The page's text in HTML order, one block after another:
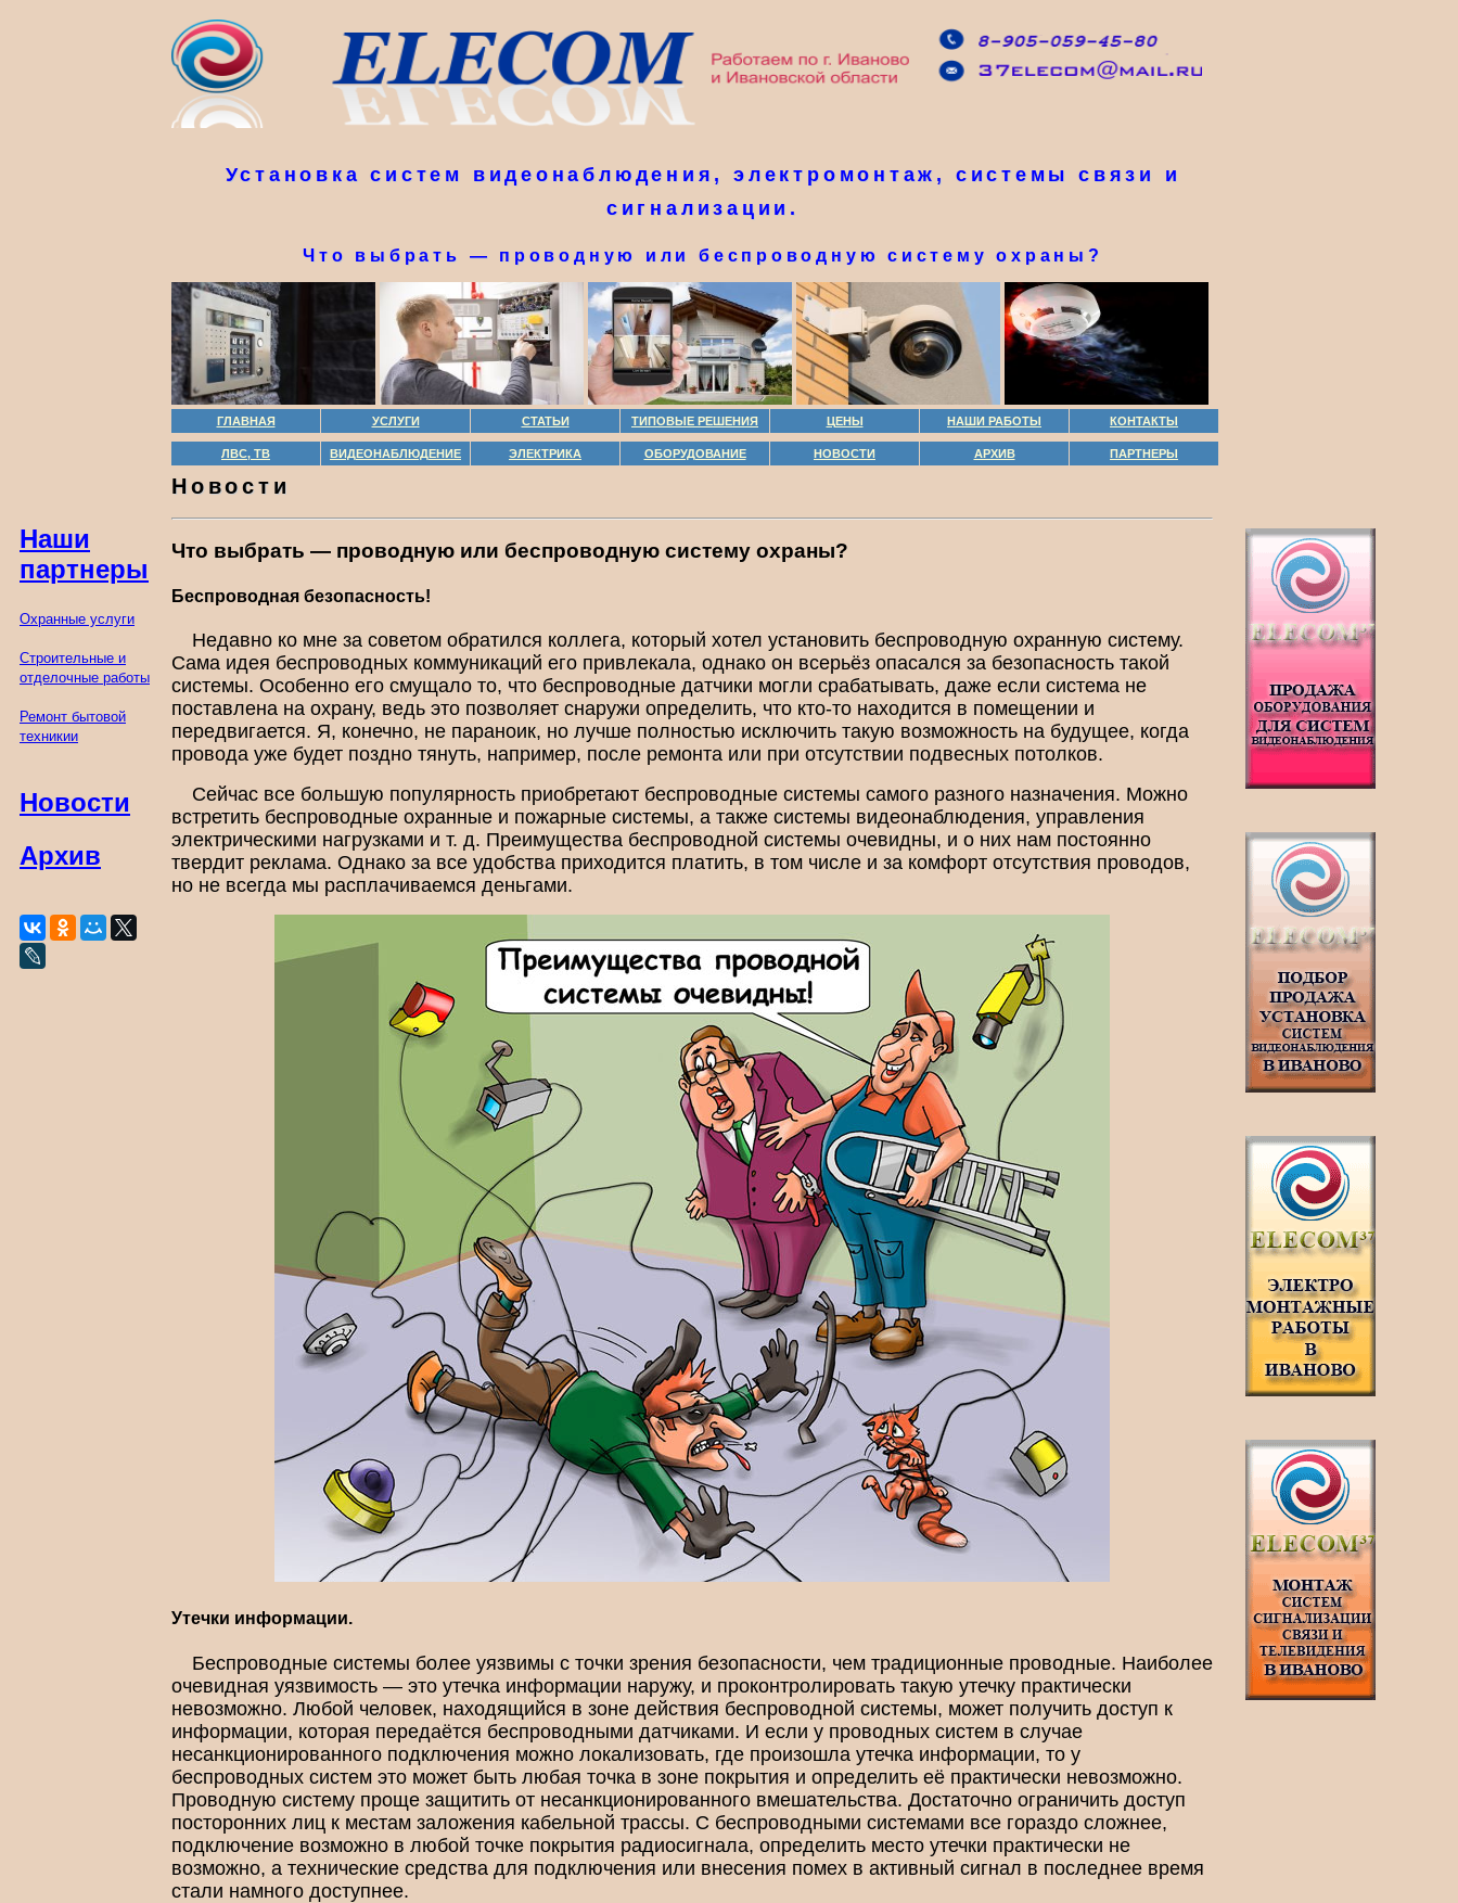
Установка систем видеонаблюдения, электромонтаж, системы связи и
сигнализации.
Что выбрать — проводную или беспроводную систему охраны?
ГЛАВНАЯ УСЛУГИ СТАТЬИ ТИПОВЫЕ РЕШЕНИЯ ЦЕНЫ НАШИ РАБОТЫ КОНТАКТЫ
ЛВС, ТВ ВИДЕОНАБЛЮДЕНИЕ ЭЛЕКТРИКА ОБОРУДОВАНИЕ НОВОСТИ АРХИВ ПАРТНЕРЫ
Наши
партнеры
Охранные услуги
Строительные и
отделочные работы
Ремонт бытовой
техникии
Новости
Архив
Новости
Что выбрать — проводную или беспроводную систему охраны?
Беспроводная безопасность!
Недавно ко мне за советом обратился коллега, который хотел установить беспроводную охранную систему.
Сама идея беспроводных коммуникаций его привлекала, однако он всерьёз опасался за безопасность такой
системы. Особенно его смущало то, что беспроводные датчики могли срабатывать, даже если система не
поставлена на охрану, ведь это позволяет снаружи определить, что кто-то находится в помещении и
передвигается. Я, конечно, не параноик, но лучше полностью исключить такую возможность на будущее, когда
провода уже будет поздно тянуть, например, после ремонта или при отсутствии подвесных потолков.
Сейчас все большую популярность приобретают беспроводные системы самого разного назначения. Можно
встретить беспроводные охранные и пожарные системы, а также системы видеонаблюдения, управления
электрическими нагрузками и т. д. Преимущества беспроводной системы очевидны, и о них нам постоянно
твердит реклама. Однако за все удобства приходится платить, в том числе и за комфорт отсутствия проводов,
но не всегда мы расплачиваемся деньгами.
Утечки информации.
Беспроводные системы более уязвимы с точки зрения безопасности, чем традиционные проводные. Наиболее
очевидная уязвимость — это утечка информации наружу, и проконтролировать такую утечку практически
невозможно. Любой человек, находящийся в зоне действия беспроводной системы, может получить доступ к
информации, которая передаётся беспроводными датчиками. И если у проводных систем в случае
несанкционированного подключения можно локализовать, где произошла утечка информации, то у
беспроводных систем это может быть любая точка в зоне покрытия и определить её практически невозможно.
Проводную систему проще защитить от несанкционированного вмешательства. Достаточно ограничить доступ
посторонних лиц к местам заложения кабельной трассы. С беспроводными системами все гораздо сложнее,
подключение возможно в любой точке покрытия радиосигнала, определить место утечки практически не
возможно, а технические средства для подключения или внесения помех в активный сигнал в последнее время
стали намного доступнее.